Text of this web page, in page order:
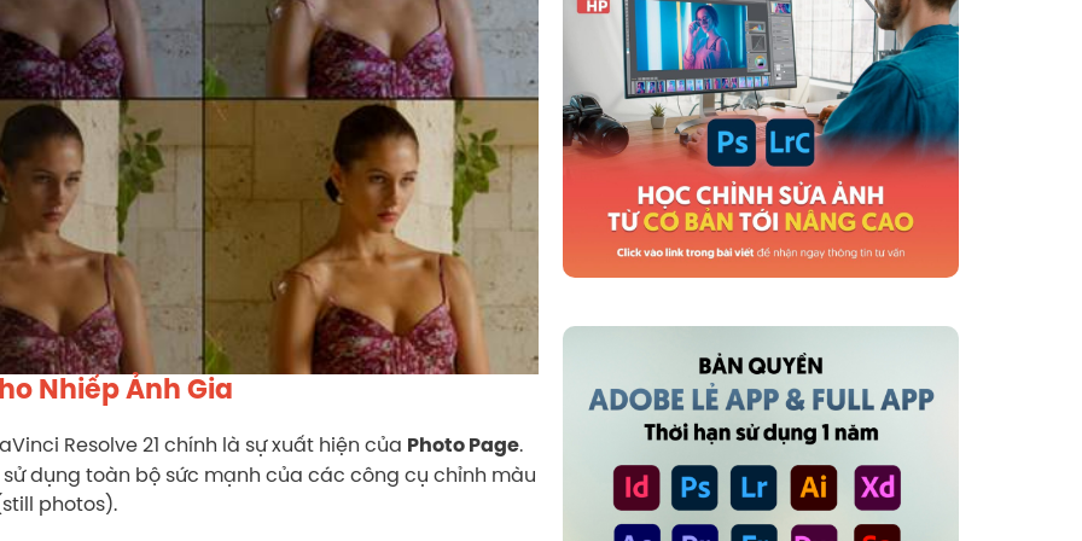
Nhiếp Ảnh Gia
Resolve 21 chính là sự xuất hiện của Photo Page.
dụng toàn bộ sức mạnh của các công cụ chỉnh màu
photos).